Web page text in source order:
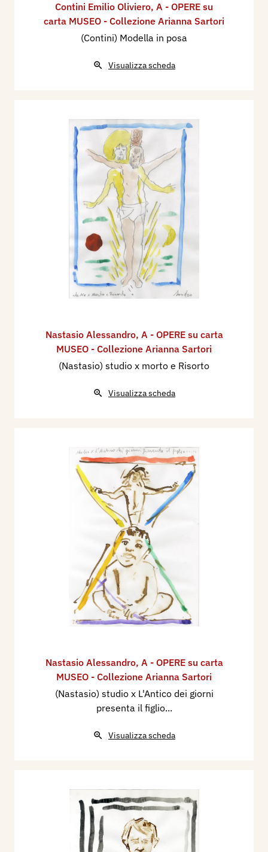
Contini Emilio Oliviero, A - OPERE su
carta MUSEO - Collezione Arianna Sartori
(Contini) Modella in posa
Visualizza scheda
Nastasio Alessandro, A - OPERE su carta
MUSEO - Collezione Arianna Sartori
(Nastasio) studio x morto e Risorto
Visualizza scheda
Nastasio Alessandro, A - OPERE su carta
MUSEO - Collezione Arianna Sartori
(Nastasio) studio x L'Antico dei giorni
presenta il figlio...
Visualizza scheda